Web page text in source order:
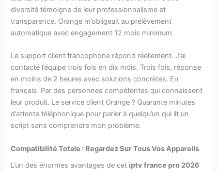
diversité témoigne de leur professionnalisme et
transparence. Orange m’obligeait au prélèvement
automatique avec engagement 12 mois minimum.
Le support client francophone répond réellement. J’ai
contacté l’équipe trois fois en dix mois. Trois fois, réponse
en moins de 2 heures avec solutions concrètes. En
français. Par des personnes compétentes qui connaissent
leur produit. Le service client Orange ? Quarante minutes
d’attente téléphonique pour parler à quelqu’un qui lit un
script sans comprendre mon problème.
Compatibilité Totale : Regardez Sur Tous Vos Appareils
L’un des énormes avantages de cet iptv france pro 2026